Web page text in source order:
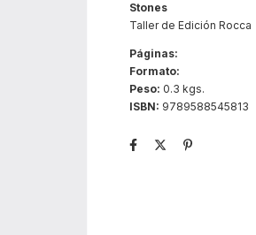
Stones
Taller de Edición Rocca
Páginas:
Formato:
Peso: 0.3 kgs.
ISBN: 9789588545813